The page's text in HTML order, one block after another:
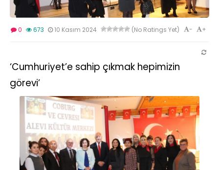
0 673 10 Kasım 2024 (No Ratings Yet) +
-
‘Cumhuriyet’e sahip çıkmak hepimizin
görevi’